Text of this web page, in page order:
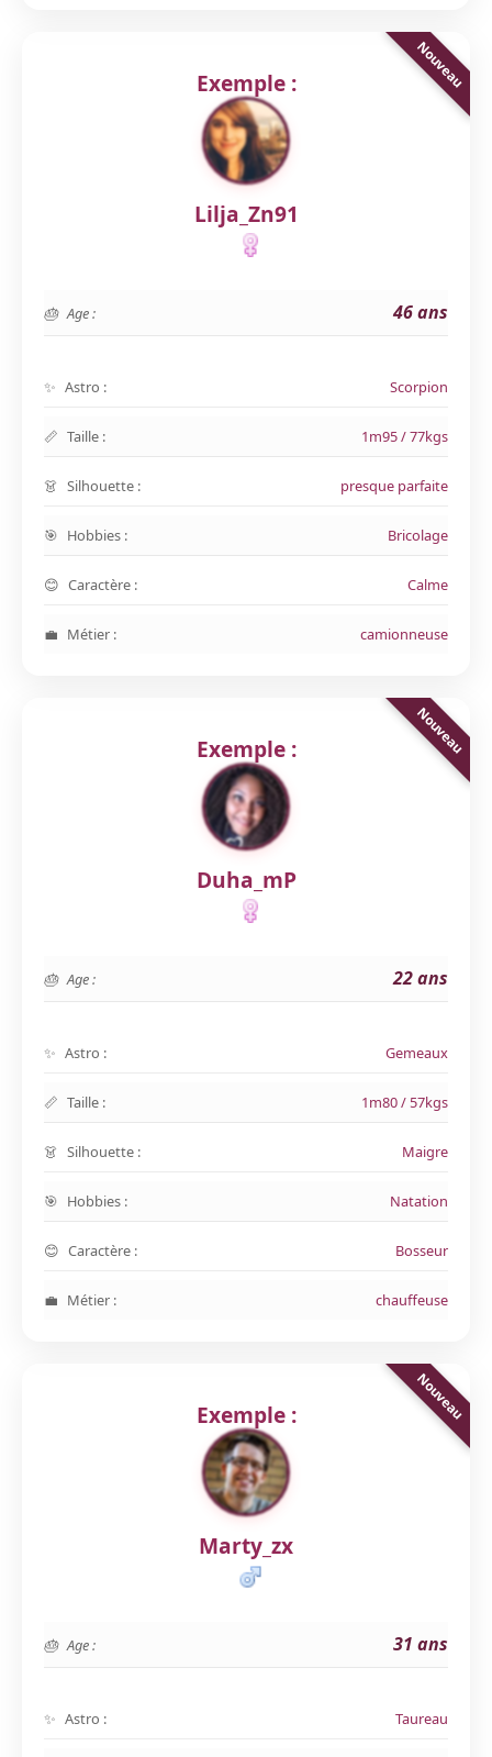
Exemple :
Lilja_Zn91
Age : 46 ans
Astro : Scorpion
Taille : 1m95 / 77kgs
Silhouette : presque parfaite
Hobbies : Bricolage
Caractère : Calme
Métier : camionneuse
Exemple :
Duha_mP
Age : 22 ans
Astro : Gemeaux
Taille : 1m80 / 57kgs
Silhouette : Maigre
Hobbies : Natation
Caractère : Bosseur
Métier : chauffeuse
Exemple :
Marty_zx
Age : 31 ans
Astro : Taureau